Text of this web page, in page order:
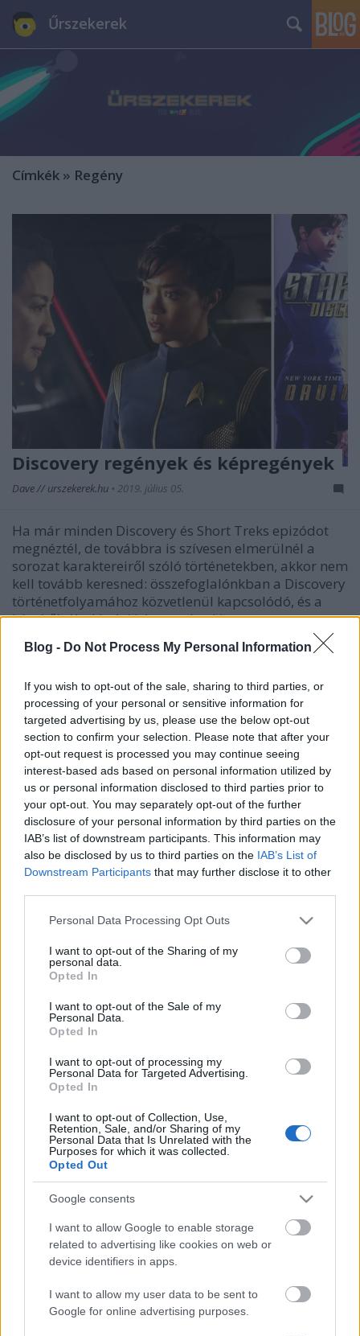
Blog - Do Not Process My Personal Information
If you wish to opt-out of the sale, sharing to third parties, or
processing of your personal or sensitive information for
targeted advertising by us, please use the below opt-out
section to confirm your selection. Please note that after your
opt-out request is processed you may continue seeing
interest-based ads based on personal information utilized by
us or personal information disclosed to third parties prior to
your opt-out. You may separately opt-out of the further
disclosure of your personal information by third parties on the
IAB’s list of downstream participants. This information may
also be disclosed by us to third parties on the IAB’s List of
Downstream Participants that may further disclose it to other
Please note that this website/app uses one or more Google
not limited to your visit or usage behaviour. You may click to
grant or deny consent to Google and its third-party tags to
use your data for below specified purposes in below Google
consent section.
Personal Data Processing Opt Outs
I want to opt-out of the Sharing of my
personal data.
Opted In
I want to opt-out of the Sale of my
Personal Data.
Opted In
I want to opt-out of processing my
Personal Data for Targeted Advertising.
Opted In
I want to opt-out of Collection, Use,
Retention, Sale, and/or Sharing of my
Personal Data that Is Unrelated with the
Purposes for which it was collected.
Opted Out
Google consents
I want to allow Google to enable storage
related to advertising like cookies on web or
device identifiers in apps.
I want to allow my user data to be sent to
Google for online advertising purposes.
Űrszekerek
Címkék » Regény
Discovery regények és képregények
Dave // urszekerek.hu • 2019. július 05.
Ha már minden Discovery és Short Treks epizódot
megnéztél, de továbbra is szívesen elmerülnél a
sorozat karaktereiről szóló történetekben, akkor nem
kell tovább keresned: összefoglalónkban a Discovery
történetfolyamához közvetlenül kapcsolódó, és a
készítők által kvázi kánonnak tekintett…
Menyhárt Attila•2018. augusztus 22.
A Star Trek számos könyvvel és képregénnyel
dicsekedhet az elmúlt fél évszázad során. Ezek a
művek ugyan nem kanonikusak, ám jelentősen
bővítik ismereteinket kedvenc hőseinkről. Megéri
levenni a könyvespolcról újra és újra. Íme az én öt
kedvenc Star Trek regényem!